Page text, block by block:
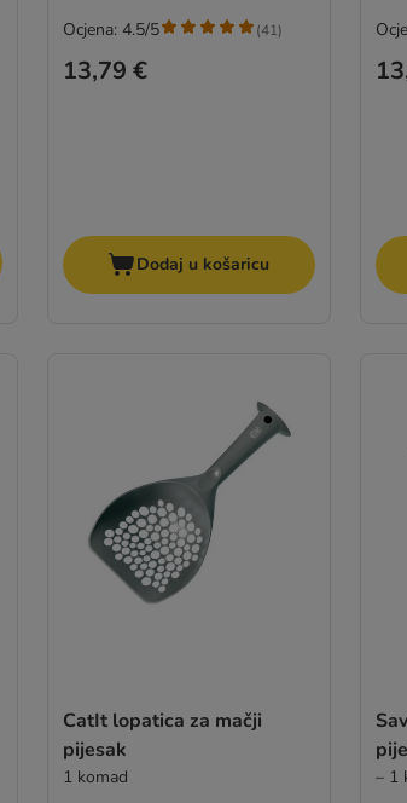
13,79 €
Ocjena: 4.5/5 (41)
Dodaj u košaricu
CatIt lopatica za mačji
pijesak
1 komad – 1